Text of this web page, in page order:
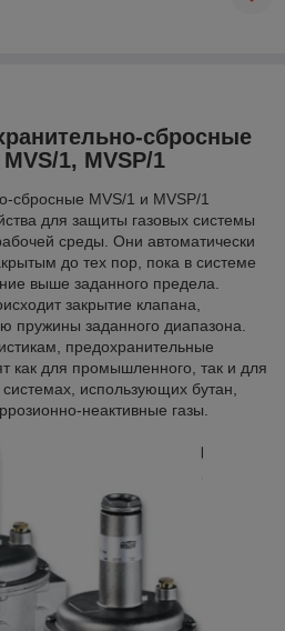
сбросные
1, MVSP/1
сбросные MVS/1 и MVSP/1
для защиты газовых системы
среды. Они автоматически
до тех пор, пока в системе
выше заданного предела.
закрытие клапана,
пружины заданного диапазона.
предохранительные
как для промышленного, так и для
использующих бутан,
неактивные газы.